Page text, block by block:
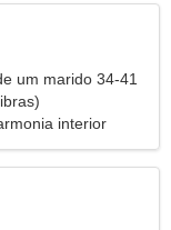
um marido 34-41
interior